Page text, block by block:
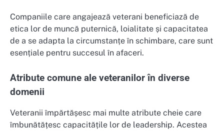
Companiile care angajează veterani beneficiază de
etica lor de muncă puternică, loialitate și capacitatea
de a se adapta la circumstanțe în schimbare, care sunt
esențiale pentru succesul în afaceri.
Atribute comune ale veteranilor în diverse
domenii
Veteranii împărtășesc mai multe atribute cheie care
îmbunătățesc capacitățile lor de leadership. Acestea